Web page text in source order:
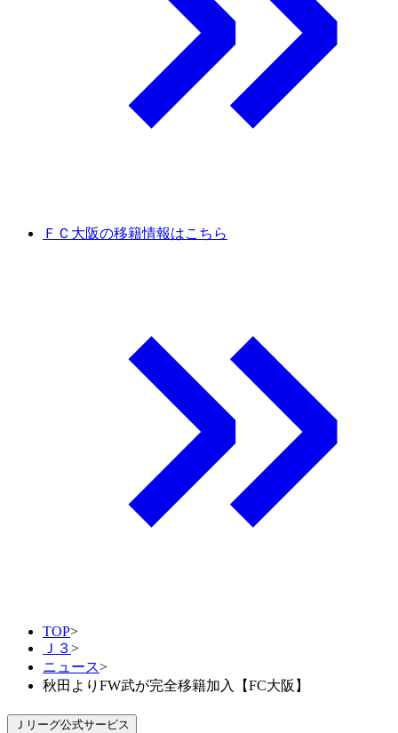
ＦＣ大阪の移籍情報はこちら
TOP>
Ｊ３>
ニュース>
秋田よりFW武が完全移籍加入【FC大阪】
Ｊリーグ公式サービス